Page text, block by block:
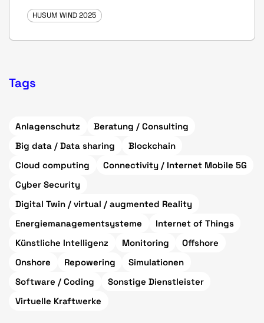
HUSUM WIND 2025
Tags
Anlagenschutz
Beratung / Consulting
Big data / Data sharing
Blockchain
Cloud computing
Connectivity / Internet Mobile 5G
Cyber Security
Digital Twin / virtual / augmented Reality
Energiemanagementsysteme
Internet of Things
Künstliche Intelligenz
Monitoring
Offshore
Onshore
Repowering
Simulationen
Software / Coding
Sonstige Dienstleister
Virtuelle Kraftwerke